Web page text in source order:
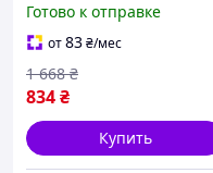
разными голосами для
домашнего пользования
эффект эхо
Готово к отправке
от83₴/мес
834₴
1 668 ₴
Купить